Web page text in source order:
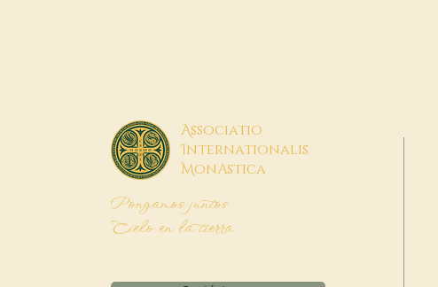
Associatio
Internationalis
MonAstica
Pongamos juntos
Cielo en la tierra